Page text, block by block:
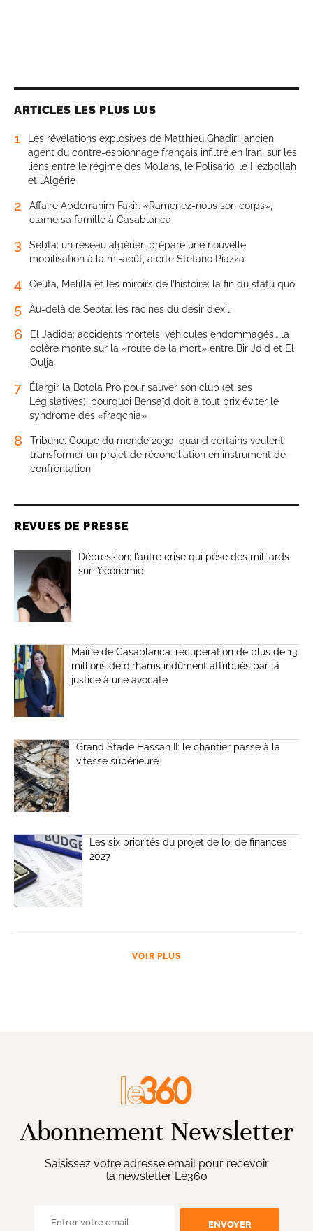
ARTICLES LES PLUS LUS
1
Les révélations explosives de Matthieu Ghadiri, ancien
agent du contre-espionnage français infiltré en Iran, sur les
liens entre le régime des Mollahs, le Polisario, le Hezbollah
et l’Algérie
2
Affaire Abderrahim Fakir: «Ramenez-nous son corps»,
clame sa famille à Casablanca
3
Sebta: un réseau algérien prépare une nouvelle
mobilisation à la mi-août, alerte Stefano Piazza
4 Ceuta, Melilla et les miroirs de l’histoire: la fin du statu quo
5 Au-delà de Sebta: les racines du désir d’exil
6
El Jadida: accidents mortels, véhicules endommagés… la
colère monte sur la «route de la mort» entre Bir Jdid et El
Oulja
7
Élargir la Botola Pro pour sauver son club (et ses
Législatives): pourquoi Bensaïd doit à tout prix éviter le
syndrome des «fraqchia»
8
Tribune. Coupe du monde 2030: quand certains veulent
transformer un projet de réconciliation en instrument de
confrontation
REVUES DE PRESSE
Dépression: l’autre crise qui pèse des milliards
sur l’économie
Mairie de Casablanca: récupération de plus de 13
millions de dirhams indûment attribués par la
justice à une avocate
Grand Stade Hassan II: le chantier passe à la
vitesse supérieure
Les six priorités du projet de loi de finances
2027
VOIR PLUS
Abonnement Newsletter
Saisissez votre adresse email pour recevoir
la newsletter Le360
ENVOYER